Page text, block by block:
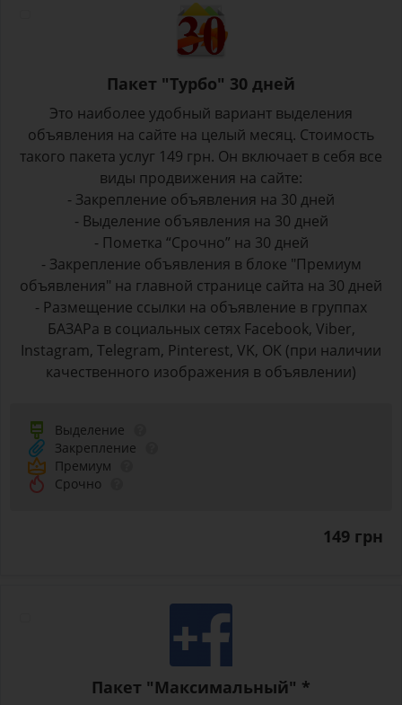
Пакет "Турбо" 30 дней
Это наиболее удобный вариант выделения
объявления на сайте на целый месяц. Стоимость
такого пакета услуг 149 грн. Он включает в себя все
виды продвижения на сайте:
- Закрепление объявления на 30 дней
- Выделение объявления на 30 дней
- Пометка “Срочно” на 30 дней
- Закрепление объявления в блоке "Премиум
объявления" на главной странице сайта на 30 дней
- Размещение ссылки на объявление в группах
БАЗАРа в социальных сетях Facebook, Viber,
Instagram, Telegram, Pinterest, VK, OK (при наличии
качественного изображения в объявлении)
Выделение
Закрепление
Премиум
Срочно
149 грн
Пакет "Максимальный" *